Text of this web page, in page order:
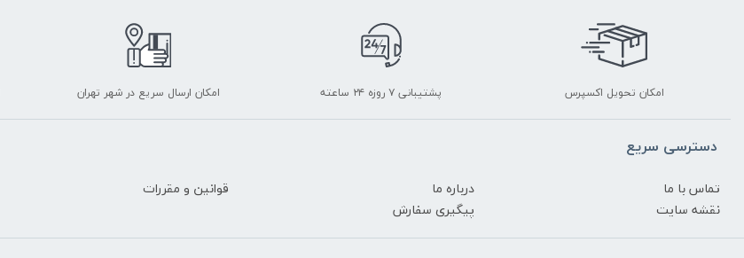
امکان تحویل اکسپرس پشتیبانی ۷ روزه ۲۴ ساعته امکان ارسال سریع در شهر تهران
دسترسی سریع
تماس با ما درباره ما
قوانین و مقررات
نقشه سایت
پیگیری سفارش